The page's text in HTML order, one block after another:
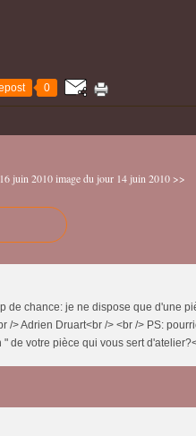
0
juin 2010 image du jour 14 juin 2010 >>
de chance: je ne dispose que d'une
/> Adrien Druart<br /> <br /> PS:
de votre pièce qui vous sert